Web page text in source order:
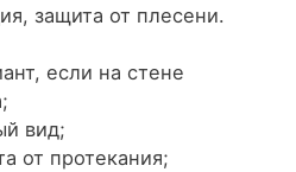
защита от плесени.
если на стене
вид;
от протекания;